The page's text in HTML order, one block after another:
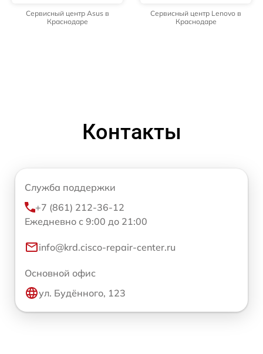
Сервисный центр Asus в
Краснодаре
Сервисный центр Lenovo в
Краснодаре
Контакты
Служба поддержки
+7 (861) 212-36-12
Ежедневно с 9:00 до 21:00
info@krd.cisco-repair-center.ru
Основной офис
ул. Будённого, 123